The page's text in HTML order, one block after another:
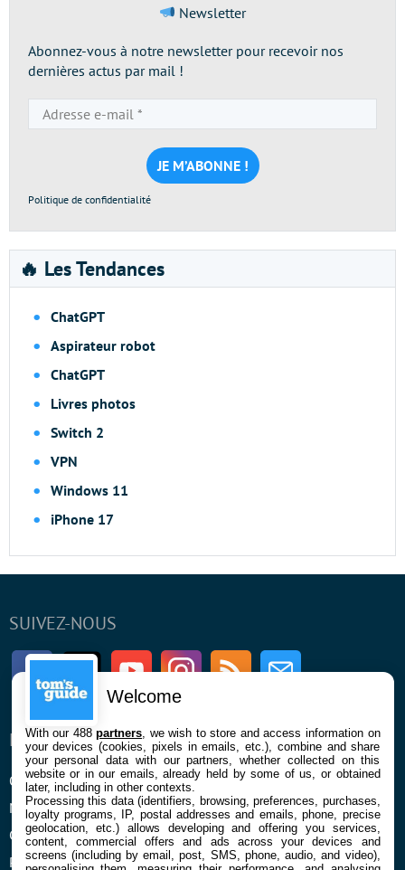
Newsletter
Abonnez-vous à notre newsletter pour recevoir nos
dernières actus par mail !
e-
mail
*
Politique de confidentialité
🔥 Les Tendances
ChatGPT
Aspirateur robot
ChatGPT
Livres photos
Switch 2
VPN
Windows 11
iPhone 17
SUIVEZ-NOUS
FacebookTwitter Youtube InstagramRSS Newsletter
ENTREPRISE
Qui sommes nous
Mentions légales et CGU
Confidentialité et Cookies
Préférences cookies
À PROPOS
La rédaction
Contact
Welcome
With our 488partners , we wish to store and access information on
your devices (cookies, pixels in emails, etc.), combine and share
your personal data with our partners, whether collected on this
website or in our emails, already held by some of us, or obtained
later, including in other contexts.
Processing this data (identifiers, browsing, preferences, purchases,
loyalty programs, IP, postal addresses and emails, phone, precise
geolocation, etc.) allows developing and offering you services,
content, commercial offers and ads across your devices and
screens (including by email, post, SMS, phone, audio, and video),